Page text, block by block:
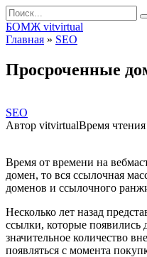
Перейти
к
контенту
Search
for:
БОМЖ vitvirtual
Главная » SEO
Просроченные
SEO
Автор vitvirtualВремя чтения
Время от времени на
домен, то вся ссылочная
доменов и ссылочного
Несколько лет назад
ссылки, которые появились
значительное количество
появляться с момента